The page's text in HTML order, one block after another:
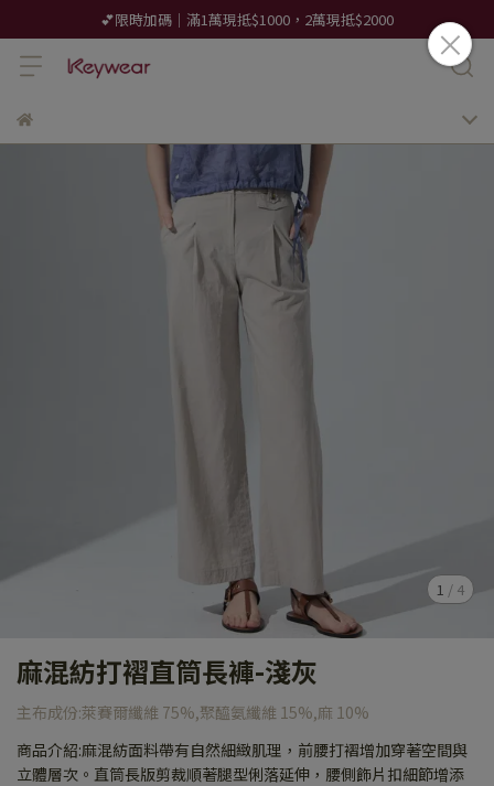
💕限時加碼｜滿1萬現抵$1000，2萬現抵$2000
1 / 4
麻混紡打褶直筒長褲-淺灰
主布成份:萊賽爾纖維 75%,聚醯氨纖維 15%,麻 10%
商品介紹:麻混紡面料帶有自然細緻肌理，前腰打褶增加穿著空間與
立體層次。直筒長版剪裁順著腿型俐落延伸，腰側飾片扣細節增添